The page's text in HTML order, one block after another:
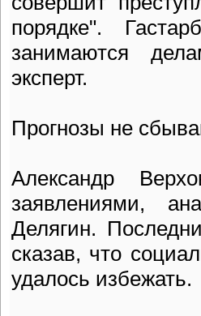
порядке".
занимаются
эксперт.
Прогнозы не
Александр
заявлениями,
Делягин.
сказав, что
удалось избежать.